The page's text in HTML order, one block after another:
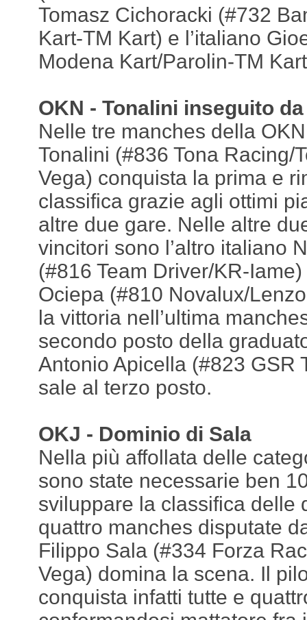
Tomasz Cichoracki (#732
Kart-TM Kart) e l’italiano
Modena Kart/Parolin-TM
OKN - Tonalini inseguito
Nelle tre manches della
Tonalini (#836 Tona Racing/
Vega) conquista la prima e
classifica grazie agli ottimi
altre due gare. Nelle altre
vincitori sono l’altro italiano
(#816 Team Driver/KR-
Ociepa (#810 Novalux/
la vittoria nell’ultima
secondo posto della
Antonio Apicella (#823 GSR
sale al terzo posto.
OKJ - Dominio di Sala
Nella più affollata delle
sono state necessarie ben
sviluppare la classifica delle
quattro manches disputate
Filippo Sala (#334 Forza
Vega) domina la scena. Il
conquista infatti tutte e